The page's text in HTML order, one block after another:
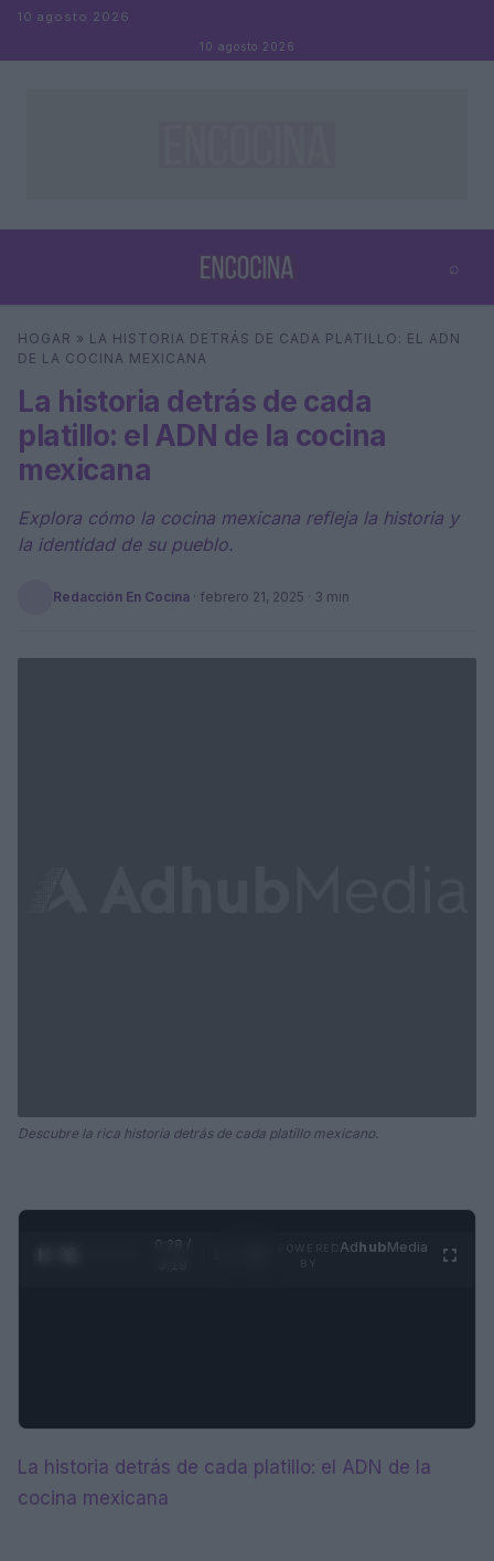
Saltar al contenido
10 agosto 2026
10 agosto 2026
⌕
Buscar ⌕ ×
HOGAR » LA HISTORIA DETRÁS DE CADA PLATILLO: EL ADN
DE LA COCINA MEXICANA
La historia detrás de cada
platillo: el ADN de la cocina
mexicana
Explora cómo la cocina mexicana refleja la historia y
la identidad de su pueblo.
Redacción En Cocina · febrero 21, 2025 · 3 min
Descubre la rica historia detrás de cada platillo mexicano.
0:28 /
AdhubMedia
La historia detrás de cada platillo: el ADN de la
cocina mexicana